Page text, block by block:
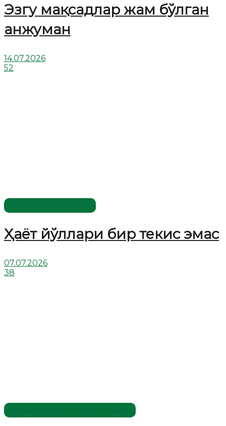
Эзгу мақсадлар жам бўлган
анжуман
14.07.2026
52
Ҳаёт йўллари бир текис эмас
07.07.2026
38